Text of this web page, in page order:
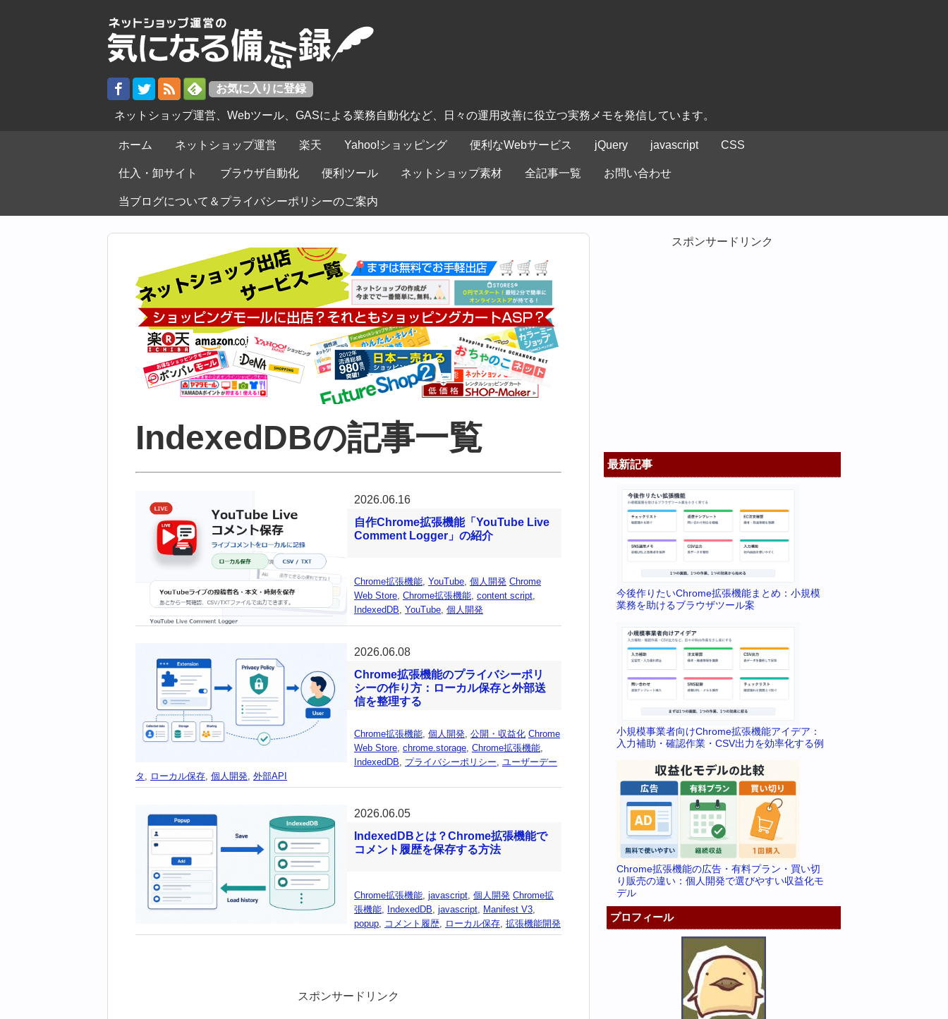
ネットショップ運営、Webツール、GASによる業務自動化など、日々の運用改善に役立つ実務メモを発信しています。
ホーム ネットショップ運営 楽天 Yahoo!ショッピング 便利なWebサービス jQuery javascript CSS
仕入・卸サイト ブラウザ自動化 便利ツール ネットショップ素材 全記事一覧 お問い合わせ
当ブログについて＆プライバシーポリシーのご案内
IndexedDBの記事一覧
2026.06.16
自作Chrome拡張機能「YouTube Live
Comment Logger」の紹介
Chrome拡張機能, YouTube, 個人開発 Chrome
Web Store, Chrome拡張機能, content script,
IndexedDB, YouTube, 個人開発
2026.06.08
Chrome拡張機能のプライバシーポリ
シーの作り方：ローカル保存と外部送
信を整理する
Chrome拡張機能 個人開発 公開・収益化 Chrome
Web Store chrome.storage Chrome拡張機能
IndexedDB
プライバシーポリシー
ユーザーデー
タ
ローカル保存 個人開発 外部API
2026.06.05
IndexedDBとは？Chrome拡張機能で
コメント履歴を保存する方法
Chrome拡張機能 javascript 個人開発 Chrome拡
張機能
IndexedDB javascript Manifest V3
popup
コメント履歴 ローカル保存 拡張機能開発
スポンサードリンク
スポンサードリンク
最新記事
今後作りたいChrome拡張機能まとめ：小規模
業務を助けるブラウザツール案
小規模事業者向けChrome拡張機能アイデア：
入力補助・確認作業・CSV出力を効率化する例
Chrome拡張機能の広告・有料プラン・買い切
り販売の違い：個人開発で選びやすい収益化モ
デル
プロフィール